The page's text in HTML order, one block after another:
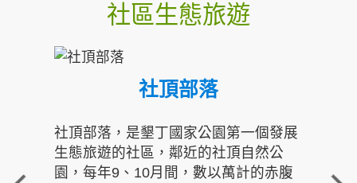
社區生態旅遊
社頂部落
社頂部落，是墾丁國家公園第一個發展
生態旅遊的社區，鄰近的社頂自然公
園，每年9、10月間，數以萬計的赤腹
重